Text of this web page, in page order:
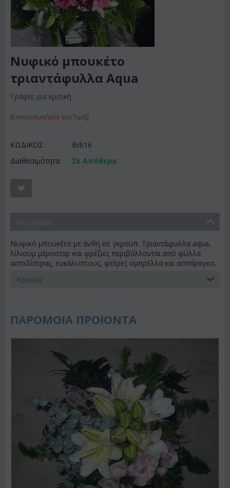
Νυφικό μπουκέτο
τριαντάφυλλα Aqua
Γράψτε μια κριτική
[Επικοινωνήστε για Τιμή]
ΚΩΔΙΚΟΣ:
Brb16
Διαθεσιμότητα:
Σε Απόθεμα
Νυφικό μπουκέτο με άνθη σε γκρουπ. Τριαντάφυλλα aqua,
λίλιουμ μέροσταρ και φρέζιες περιβάλλονται από φύλλα
ασπιδίστρας, ευκάλυπτους, φτέρες ομπρέλλα και ασπάραγκο.
Κριτικές
ΠΑΡΟΜΟΙΑ ΠΡΟΙΟΝΤΑ